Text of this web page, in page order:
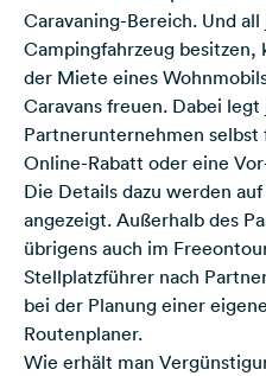
Caravaning-Bereich. Und
Campingfahrzeug besitzen,
der Miete eines
Caravans freuen. Dabei
Partnerunternehmen selbst
Online-Rabatt oder eine
Die Details dazu werden
angezeigt. Außerhalb des
übrigens auch im
Stellplatzführer nach
bei der Planung einer
Routenplaner.
Wie erhält man